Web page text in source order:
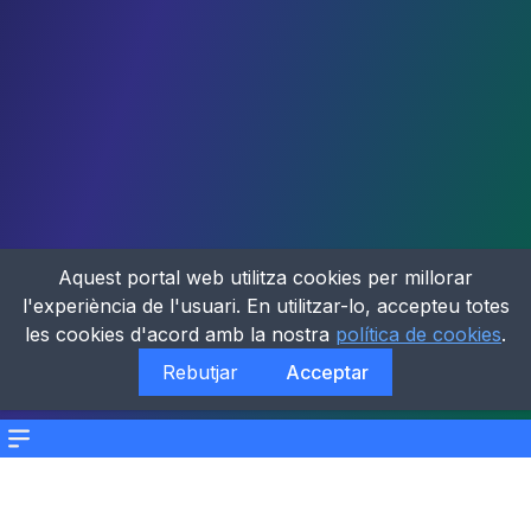
Menu
Aquest portal web utilitza cookies per millorar
l'experiència de l'usuari. En utilitzar-lo, accepteu totes
les cookies d'acord amb la nostra política de cookies.
Rebutjar
Acceptar